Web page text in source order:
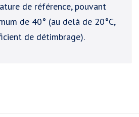
de référence, pouvant
de 40° (au delà de 20°C,
de détimbrage).